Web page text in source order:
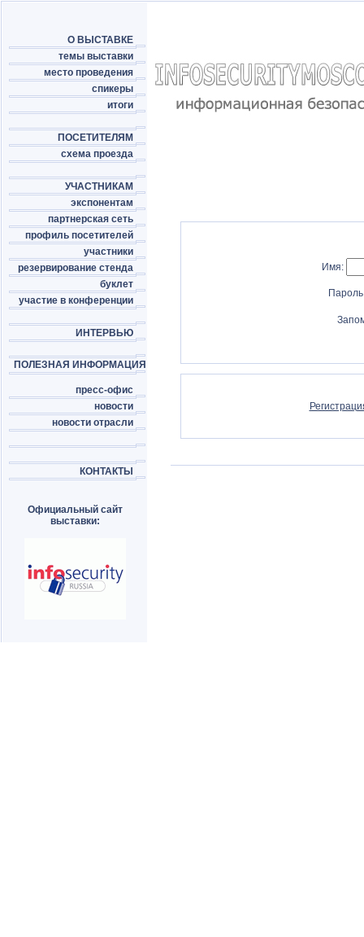
О ВЫСТАВКЕ
темы выставки
место проведения
спикеры
итоги
ПОСЕТИТЕЛЯМ
схема проезда
УЧАСТНИКАМ
экспонентам
партнерская сеть
профиль посетителей
участники
резервирование стенда
буклет
участие в конференции
ИНТЕРВЬЮ
ПОЛЕЗНАЯ ИНФОРМАЦИЯ
пресс-офис
новости
новости отрасли
КОНТАКТЫ
Официальный сайт
выставки:
Имя: